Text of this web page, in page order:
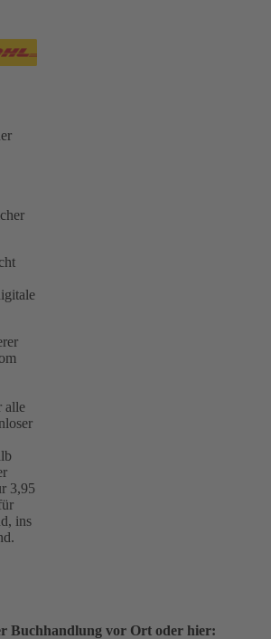
alle
3,95
ins
Buchhandlung vor Ort oder hier: